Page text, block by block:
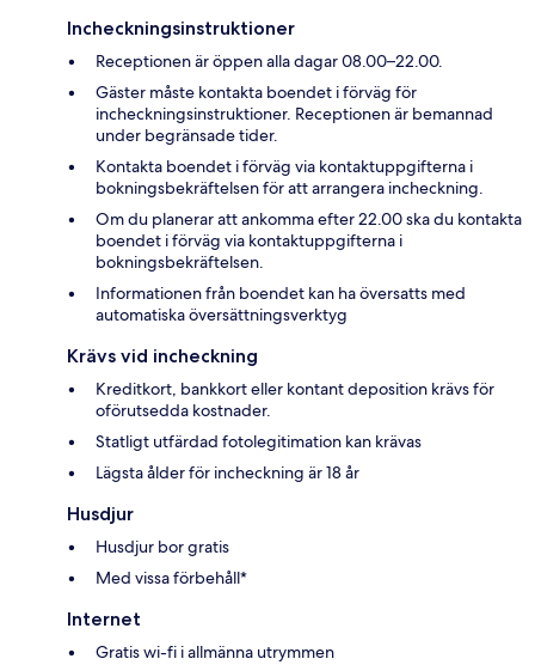
Incheckningsinstruktioner
Receptionen är öppen alla dagar 08.00–22.00.
Gäster måste kontakta boendet i förväg för
incheckningsinstruktioner. Receptionen är bemannad
under begränsade tider.
Kontakta boendet i förväg via kontaktuppgifterna i
bokningsbekräftelsen för att arrangera incheckning.
Om du planerar att ankomma efter 22.00 ska du kontakta
boendet i förväg via kontaktuppgifterna i
bokningsbekräftelsen.
Informationen från boendet kan ha översatts med
automatiska översättningsverktyg
Krävs vid incheckning
Kreditkort, bankkort eller kontant deposition krävs för
oförutsedda kostnader.
Statligt utfärdad fotolegitimation kan krävas
Lägsta ålder för incheckning är 18 år
Husdjur
Husdjur bor gratis
Med vissa förbehåll*
Internet
Gratis wi-fi i allmänna utrymmen